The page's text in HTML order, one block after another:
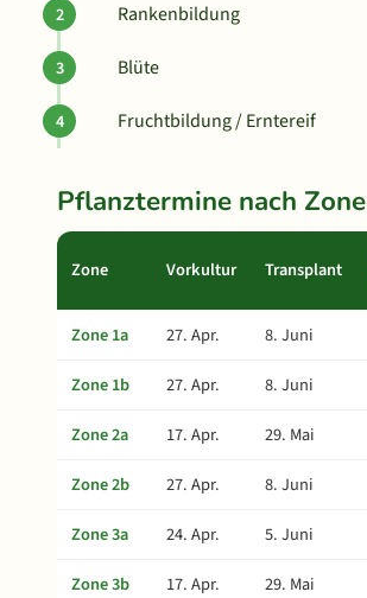
Rankenbildung
Blüte
Fruchtbildung / Erntereif
Pflanztermine nach Zone
Zone Vorkultur Transplant
Zone 1a 27. Apr. 8. Juni
Zone 1b
27. Apr. 8. Juni
Zone 2a
17. Apr. 29. Mai
Zone 2b
27. Apr. 8. Juni
Zone 3a
24. Apr. 5. Juni
Zone 3b
17. Apr. 29. Mai